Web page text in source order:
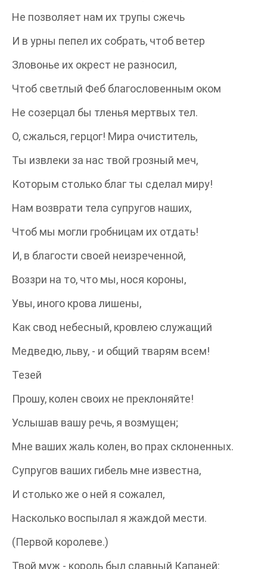
Не позволяет нам их трупы сжечь
И в урны пепел их собрать, чтоб ветер
Зловонье их окрест не разносил,
Чтоб светлый Феб благословенным оком
Не созерцал бы тленья мертвых тел.
О, сжалься, герцог! Мира очиститель,
Ты извлеки за нас твой грозный меч,
Которым столько благ ты сделал миру!
Нам возврати тела супругов наших,
Чтоб мы могли гробницам их отдать!
И, в благости своей неизреченной,
Воззри на то, что мы, нося короны,
Увы, иного крова лишены,
Как свод небесный, кровлею служащий
Медведю, льву, - и общий тварям всем!
Тезей
Прошу, колен своих не преклоняйте!
Услышав вашу речь, я возмущен;
Мне ваших жаль колен, во прах склоненных.
Супругов ваших гибель мне известна,
И столько же о ней я сожалел,
Насколько воспылал я жаждой мести.
(Первой королеве.)
Твой муж - король был славный Капаней: